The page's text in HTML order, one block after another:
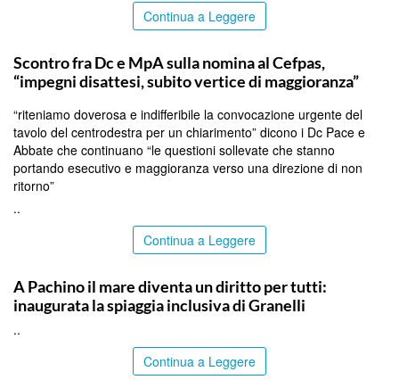
Continua a Leggere
Scontro fra Dc e MpA sulla nomina al Cefpas,
“impegni disattesi, subito vertice di maggioranza”
“riteniamo doverosa e indifferibile la convocazione urgente del
tavolo del centrodestra per un chiarimento” dicono i Dc Pace e
Abbate che continuano “le questioni sollevate che stanno
portando esecutivo e maggioranza verso una direzione di non
ritorno”
..
Continua a Leggere
A Pachino il mare diventa un diritto per tutti:
inaugurata la spiaggia inclusiva di Granelli
..
Continua a Leggere